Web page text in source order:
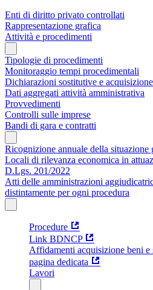
Enti di diritto privato controllati
Rappresentazione grafica
Attività e procedimenti
Tipologie di procedimenti
Monitoraggio tempi procedimentali
Dichiarazioni sostitutive e
Dati aggregati attività amministrativa
Provvedimenti
Controlli sulle imprese
Bandi di gara e contratti
Ricognizione annuale della
Locali di rilevanza economica in
D.Lgs. 201/2022
Atti delle amministrazioni
distintamente per ogni procedura
Procedure
Link BDNCP
Affidamenti acquisizione beni
pagina dedicata
Lavori